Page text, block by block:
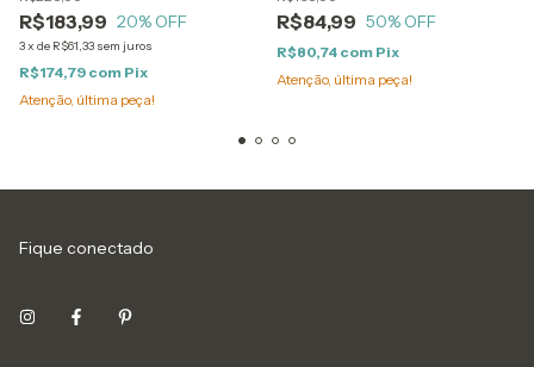
R$183,99 20% OFF
3x de R$61,33 sem juros
R$174,79 com Pix
Atenção, última peça!
R$84,99 50% OFF
R$80,74 com Pix
Atenção, última peça!
Fique conectado